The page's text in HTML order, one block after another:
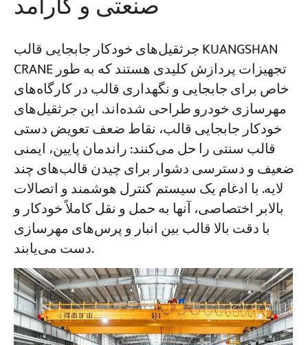
جرثقیل‌های خودکار جابجایی قالب KUANGSHAN
CRANE تجهیزات پردازش کلیدی هستند که به طور
خاص برای جابجایی و نگهداری قالب در کارگاه‌های
مهرسازی خودرو طراحی شده‌اند. این جرثقیل‌های
خودکار جابجایی قالب، نقاط ضعف تعویض دستی
قالب سنتی را حل می‌کنند: راندمان پایین، ایمنی
ضعیف و دسترسی دشوار برای چیدن قالب‌های چند
لایه. با ادغام یک سیستم کنترل هوشمند و اتصالات
بالابر اختصاصی، آنها به حمل و نقل کاملاً خودکار و
با دقت بالا قالب بین انبار و پرس‌های مهرسازی
دست می‌یابند.